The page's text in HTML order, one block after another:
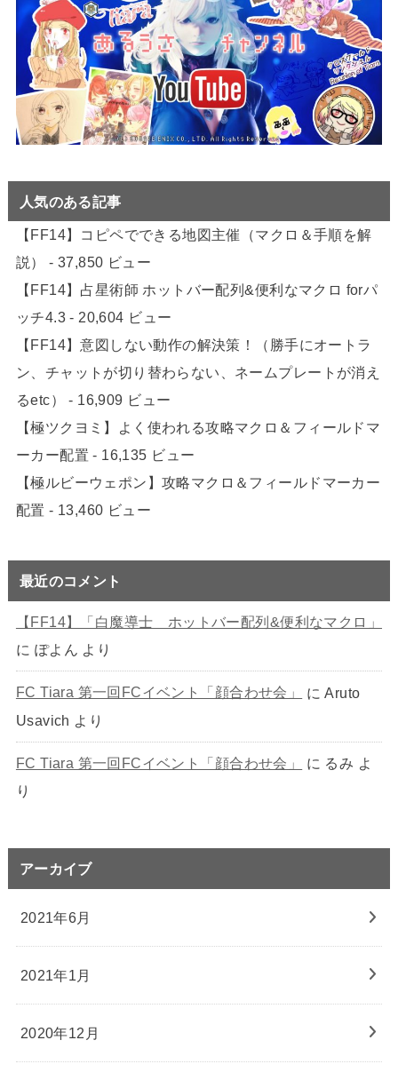
人気のある記事
【FF14】コピペでできる地図主催（マクロ＆手順を解
説）
- 37,850 ビュー
【FF14】占星術師 ホットバー配列&便利なマクロ forパ
ッチ4.3- 20,604 ビュー
【FF14】意図しない動作の解決策！（勝手にオートラ
ン、チャットが切り替わらない、ネームプレートが消え
るetc）
- 16,909 ビュー
【極ツクヨミ】よく使われる攻略マクロ＆フィールドマ
ーカー配置 - 16,135 ビュー
【極ルビーウェポン】攻略マクロ＆フィールドマーカー
配置 - 13,460 ビュー
最近のコメント
【FF14】「白魔導士 ホットバー配列&便利なマクロ」
に ぽよん より
FC Tiara 第一回FCイベント「顔合わせ会」 に Aruto
Usavich より
FC Tiara 第一回FCイベント「顔合わせ会」 に るみ よ
り
アーカイブ
2021年6月
2021年1月
2020年12月